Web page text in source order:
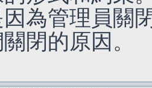
為管理員關
閉的原因。